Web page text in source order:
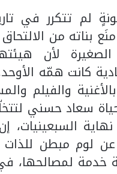
لم تتكرر في
بناته من
لأن
كانت همّه
والفيلم
سعاد حسني
السبعينيات،
لوم مبطن للذات
لمصالحها،